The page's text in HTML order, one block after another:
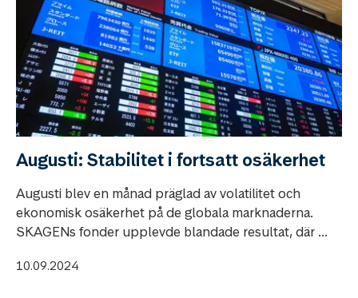
Augusti: Stabilitet i fortsatt osäkerhet
Augusti blev en månad präglad av volatilitet och
ekonomisk osäkerhet på de globala marknaderna.
SKAGENs fonder upplevde blandade resultat, där ...
10.09.2024